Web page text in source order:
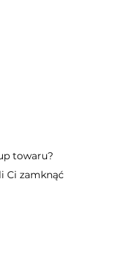
towaru?
Ci zamknąć